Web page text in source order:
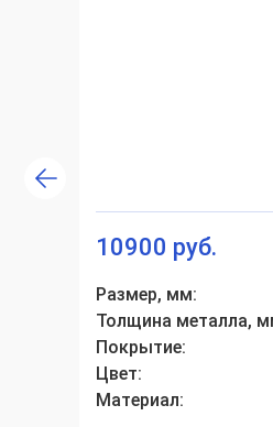
10900 руб.
Размер, мм:
Толщина металла,
Покрытие:
Цвет:
Материал: